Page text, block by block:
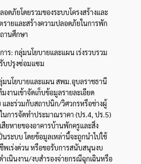
ดภัยโดยรวมของระบบโครงสร้างและ
ายและสร้างความปลอดภัยในการพัก
านศึกษา
าร: กลุ่มนโยบายและแผน เร่งรวบรวม
บปรุงซ่อมแซม
มนโยบายและแผน สพม.อุบลราชธานี
งานเข้าจัดเก็บข้อมูลรายละเอียด
และร่วมกับสถาปนิก/วิศวกรหรือช่างผู้
ในการจัดทำประมาณราคา (ปร.4, ปร.5)
สียหายของอาคารบ้านพักครูและสิ่ง
นระบบ โดยข้อมูลเหล่านี้จะถูกนำไปใช้
พเร่งด่วน หรือขอรับการสนับสนุนงบ
เนินงาน/งบสำรองจ่ายกรณีฉุกเฉินหรือ